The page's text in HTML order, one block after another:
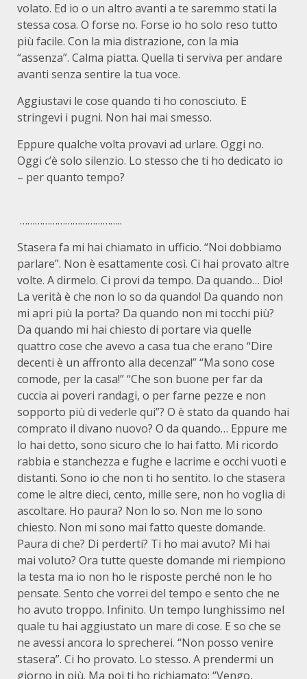
volato. Ed io o un altro avanti a te saremmo stati la
stessa cosa. O forse no. Forse io ho solo reso tutto
più facile. Con la mia distrazione, con la mia
“assenza”. Calma piatta. Quella ti serviva per andare
avanti senza sentire la tua voce.
Aggiustavi le cose quando ti ho conosciuto. E
stringevi i pugni. Non hai mai smesso.
Eppure qualche volta provavi ad urlare. Oggi no.
Oggi c’è solo silenzio. Lo stesso che ti ho dedicato io
– per quanto tempo?
…………………………………..
Stasera fa mi hai chiamato in ufficio. “Noi dobbiamo
parlare”. Non è esattamente così. Ci hai provato altre
volte. A dirmelo. Ci provi da tempo. Da quando… Dio!
La verità è che non lo so da quando! Da quando non
mi apri più la porta? Da quando non mi tocchi più?
Da quando mi hai chiesto di portare via quelle
quattro cose che avevo a casa tua che erano “Dire
decenti è un affronto alla decenza!” “Ma sono cose
comode, per la casa!” “Che son buone per far da
cuccia ai poveri randagi, o per farne pezze e non
sopporto più di vederle qui”? O è stato da quando hai
comprato il divano nuovo? O da quando… Eppure me
lo hai detto, sono sicuro che lo hai fatto. Mi ricordo
rabbia e stanchezza e fughe e lacrime e occhi vuoti e
distanti. Sono io che non ti ho sentito. Io che stasera
come le altre dieci, cento, mille sere, non ho voglia di
ascoltare. Ho paura? Non lo so. Non me lo sono
chiesto. Non mi sono mai fatto queste domande.
Paura di che? Di perderti? Ti ho mai avuto? Mi hai
mai voluto? Ora tutte queste domande mi riempiono
la testa ma io non ho le risposte perché non le ho
pensate. Sento che vorrei del tempo e sento che ne
ho avuto troppo. Infinito. Un tempo lunghissimo nel
quale tu hai aggiustato un mare di cose. E so che se
ne avessi ancora lo sprecherei. “Non posso venire
stasera”. Ci ho provato. Lo stesso. A prendermi un
giorno in più. Ma poi ti ho richiamato: “Vengo,